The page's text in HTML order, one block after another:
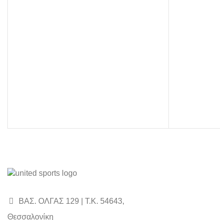
ΒΑΣ. ΟΛΓΑΣ 129 | Τ.Κ. 54643,
Θεσσαλονίκη